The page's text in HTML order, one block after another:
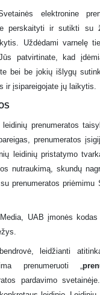
elektronine
perskaityti ir sutikti su
Uždėdami varnelę
patvirtinate, kad
bei be jokių išlygų
ir įsipareigojate jų laikytis.
leidinių prenumeratos
prenumeratos
leidinių pristatymo
nutraukimą, skundų
prenumeratos priėmimu
, UAB įmonės kodas
bendrovė, leidžianti
prenumeruoti „
pardavimo